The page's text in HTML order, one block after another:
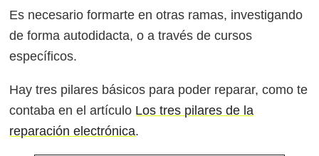
Es necesario formarte en otras ramas, investigando
de forma autodidacta, o a través de cursos
específicos.
Hay tres pilares básicos para poder reparar, como te
contaba en el artículo Los tres pilares de la
reparación electrónica.